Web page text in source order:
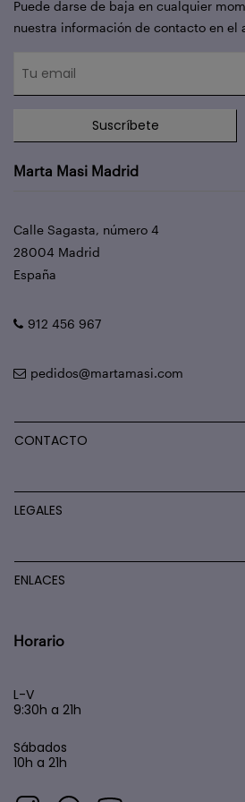
Puede darse de baja en cualquier
nuestra información de contacto en el
Suscríbete
Marta Masi Madrid
Calle Sagasta, número 4
28004 Madrid
España
912 456 967
pedidos@martamasi.com
CONTACTO
LEGALES
ENLACES
Horario
L-V
9:30h a 21h
Sábados
10h a 21h